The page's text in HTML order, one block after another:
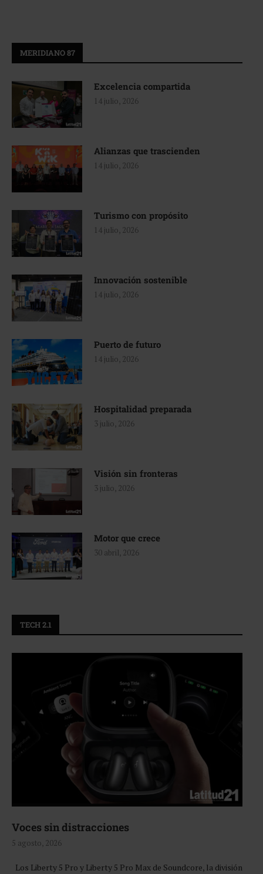
MERIDIANO 87
Excelencia compartida
14 julio, 2026
Alianzas que trascienden
14 julio, 2026
Turismo con propósito
14 julio, 2026
Innovación sostenible
14 julio, 2026
Puerto de futuro
14 julio, 2026
Hospitalidad preparada
3 julio, 2026
Visión sin fronteras
3 julio, 2026
Motor que crece
30 abril, 2026
TECH 2.1
Voces sin distracciones
5 agosto, 2026
Los Liberty 5 Pro y Liberty 5 Pro Max de Soundcore, la división